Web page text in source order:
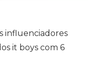
influenciadores
it boys com 6